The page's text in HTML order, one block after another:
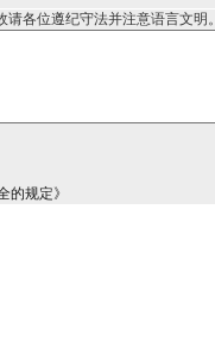
各位遵纪守法并注意语言文明。
的规定》